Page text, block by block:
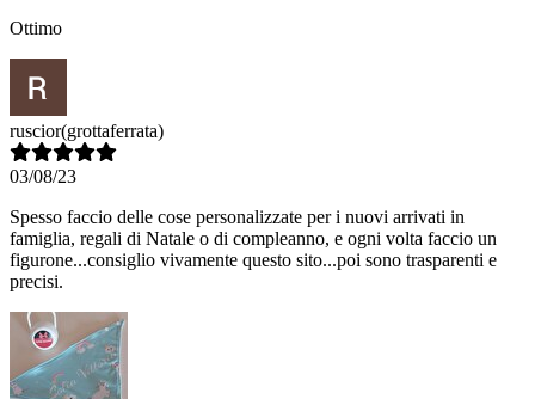
Ottimo
ruscior(grottaferrata)
03/08/23
Spesso faccio delle cose personalizzate per i nuovi arrivati in
famiglia, regali di Natale o di compleanno, e ogni volta faccio un
figurone...consiglio vivamente questo sito...poi sono trasparenti e
precisi.